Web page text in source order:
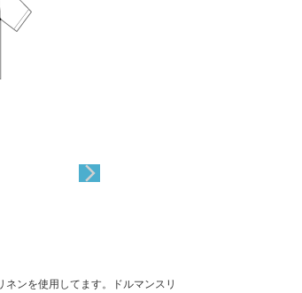
よくある質問
ンを使用してます。ドルマンスリ